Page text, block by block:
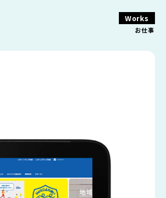
Works
お仕事